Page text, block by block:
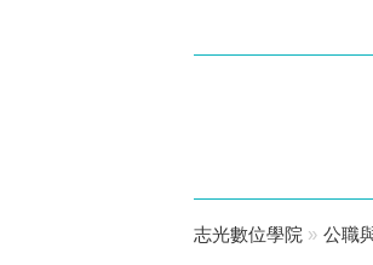
志光數位學院 » 公職